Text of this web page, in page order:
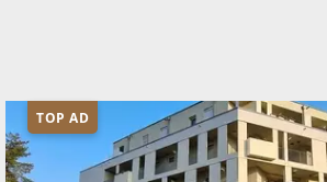
TOP AD